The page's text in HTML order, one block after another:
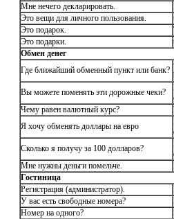
Мне нечего декларировать.
Это вещи для личного пользования.
Это подарок.
Это подарки.
Обмен денег
Где ближайший обменный пункт или банк?
Вы можете поменять эти дорожные чеки?
Чему равен валютный курс?
Я хочу обменять доллары на евро
Сколько я получу за 100 долларов?
Мне нужны деньги помельче.
Гостиница
Регистрация (администратор).
У вас есть свободные номера?
Номер на одного?